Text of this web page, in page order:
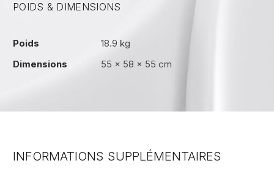
POIDS & DIMENSIONS
Poids
18.9 kg
Dimensions
55 × 58 × 55 cm
INFORMATIONS SUPPLÉMENTAIRES